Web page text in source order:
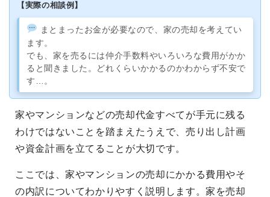
【実際の相談例】
まとまったお金が必要なので、家の売却を考えてい
ます。
でも、家を売るには仲介手数料やいろいろな費用がかか
ると聞きました。どれくらいかかるのかわからず不安で
す…。
家やマンションなどの売却代金すべてが手元に残る
わけではないことを踏まえたうえで、売り出し計画
や資金計画を立てることが大切です。
ここでは、家やマンションの売却にかかる費用やそ
の内訳についてわかりやすく説明します。家を売却